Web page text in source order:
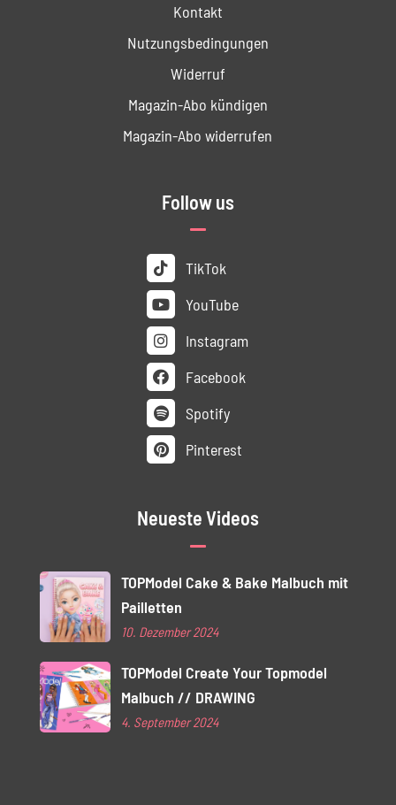
Kontakt
Nutzungs­bedingungen
Widerruf
Magazin-Abo kündigen
Magazin-Abo widerrufen
Follow us
TikTok
YouTube
Instagram
Facebook
Spotify
Pinterest
Neueste Videos
TOPModel Cake & Bake Malbuch mit
Pailletten
10. Dezember 2024
TOPModel Create Your Topmodel
Malbuch // DRAWING
4. September 2024